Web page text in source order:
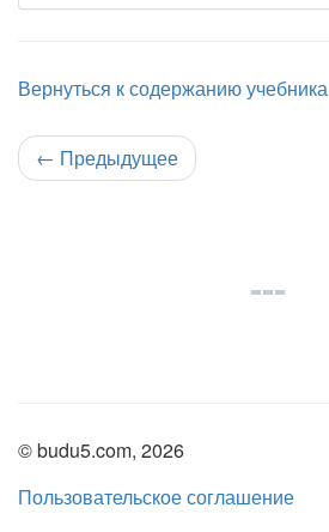
Вернуться к содержанию учебника
← Предыдущее
© budu5.com, 2026
Пользовательское соглашение